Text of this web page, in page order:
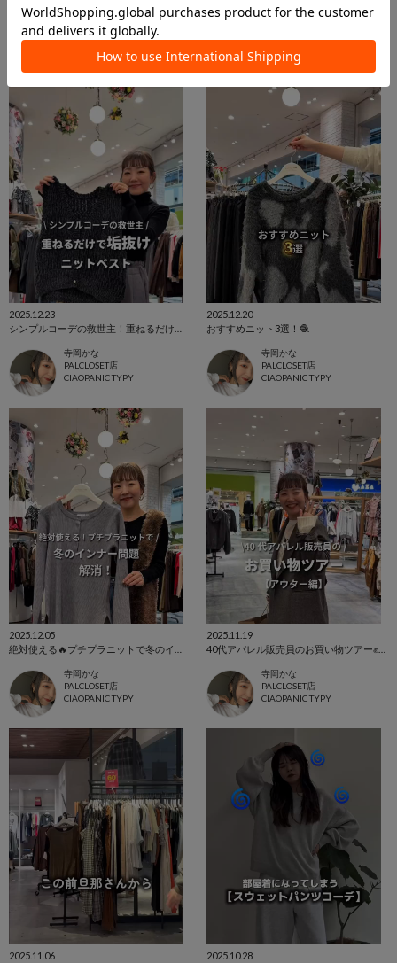
ビスチェ付きワンピコーデ✨
matsuda saori
CIAOPANIC TYPY
年末年始どう過ごす⁇🎍シーン別コーデ
CIAOPANIC TYPY
2025.12.23
寺岡かな
PALCLOSET店
CIAOPANIC TYPY
2025.12.20
おすすめニット3選！🧶
寺岡かな
PALCLOSET店
CIAOPANIC TYPY
2025.12.05
寺岡かな
PALCLOSET店
CIAOPANIC TYPY
2025.11.19
40代アパレル販売員のお買い物ツアー✊【アウター編】
寺岡かな
PALCLOSET店
CIAOPANIC TYPY
2025.11.06 2025.10.28